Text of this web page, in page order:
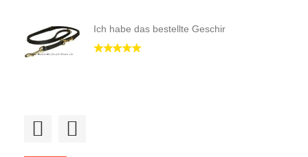
Ich habe das bestellte Geschir